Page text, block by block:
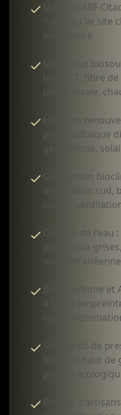
Maîtrise ABF
+ presqu'île site
exemplaire
Matériaux
bois CLT, fibre
pierre locale,
Énergies
photovoltaïque
géothermie,
Conception
orientation sud,
inertie,
Gestion de l'eau
pluie, eaux
Bilan carbone et
à faible
Standards de
finitions haut de
piscine
Réseau